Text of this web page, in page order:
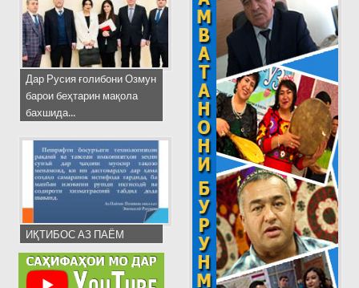
Дар Русия ғолибони Озмун
барои беҳтарин мақола
бахшида...
ИҚТИБОС АЗ ПАЁМ